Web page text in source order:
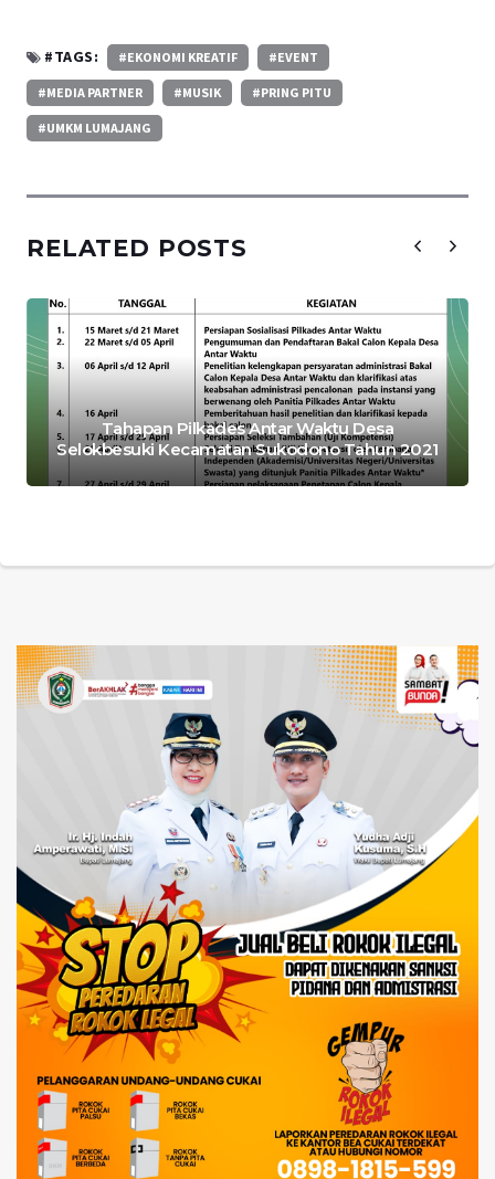
#TAGS: #EKONOMI KREATIF #EVENT
#MEDIA PARTNER #MUSIK #PRING PITU
#UMKM LUMAJANG
RELATED POSTS
Tahapan Pilkades Antar Waktu Desa
Selokbesuki Kecamatan Sukodono Tahun 2021